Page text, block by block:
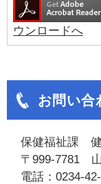
ウンロードへ
お問い合
保健福祉課
〒999-7781
電話：0234-